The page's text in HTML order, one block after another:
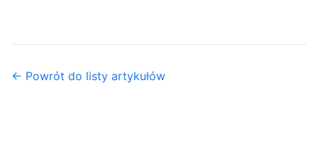
← Powrót do listy artykułów